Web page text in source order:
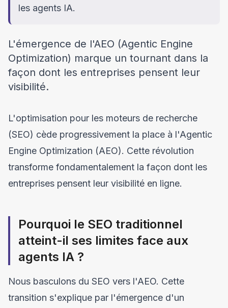
les agents IA.
L'émergence de l'AEO (Agentic Engine
Optimization) marque un tournant dans la
façon dont les entreprises pensent leur
visibilité.
L'optimisation pour les moteurs de recherche
(SEO) cède progressivement la place à l'Agentic
Engine Optimization (AEO). Cette révolution
transforme fondamentalement la façon dont les
entreprises pensent leur visibilité en ligne.
Pourquoi le SEO traditionnel
atteint-il ses limites face aux
agents IA ?
Nous basculons du SEO vers l'AEO. Cette
transition s'explique par l'émergence d'un